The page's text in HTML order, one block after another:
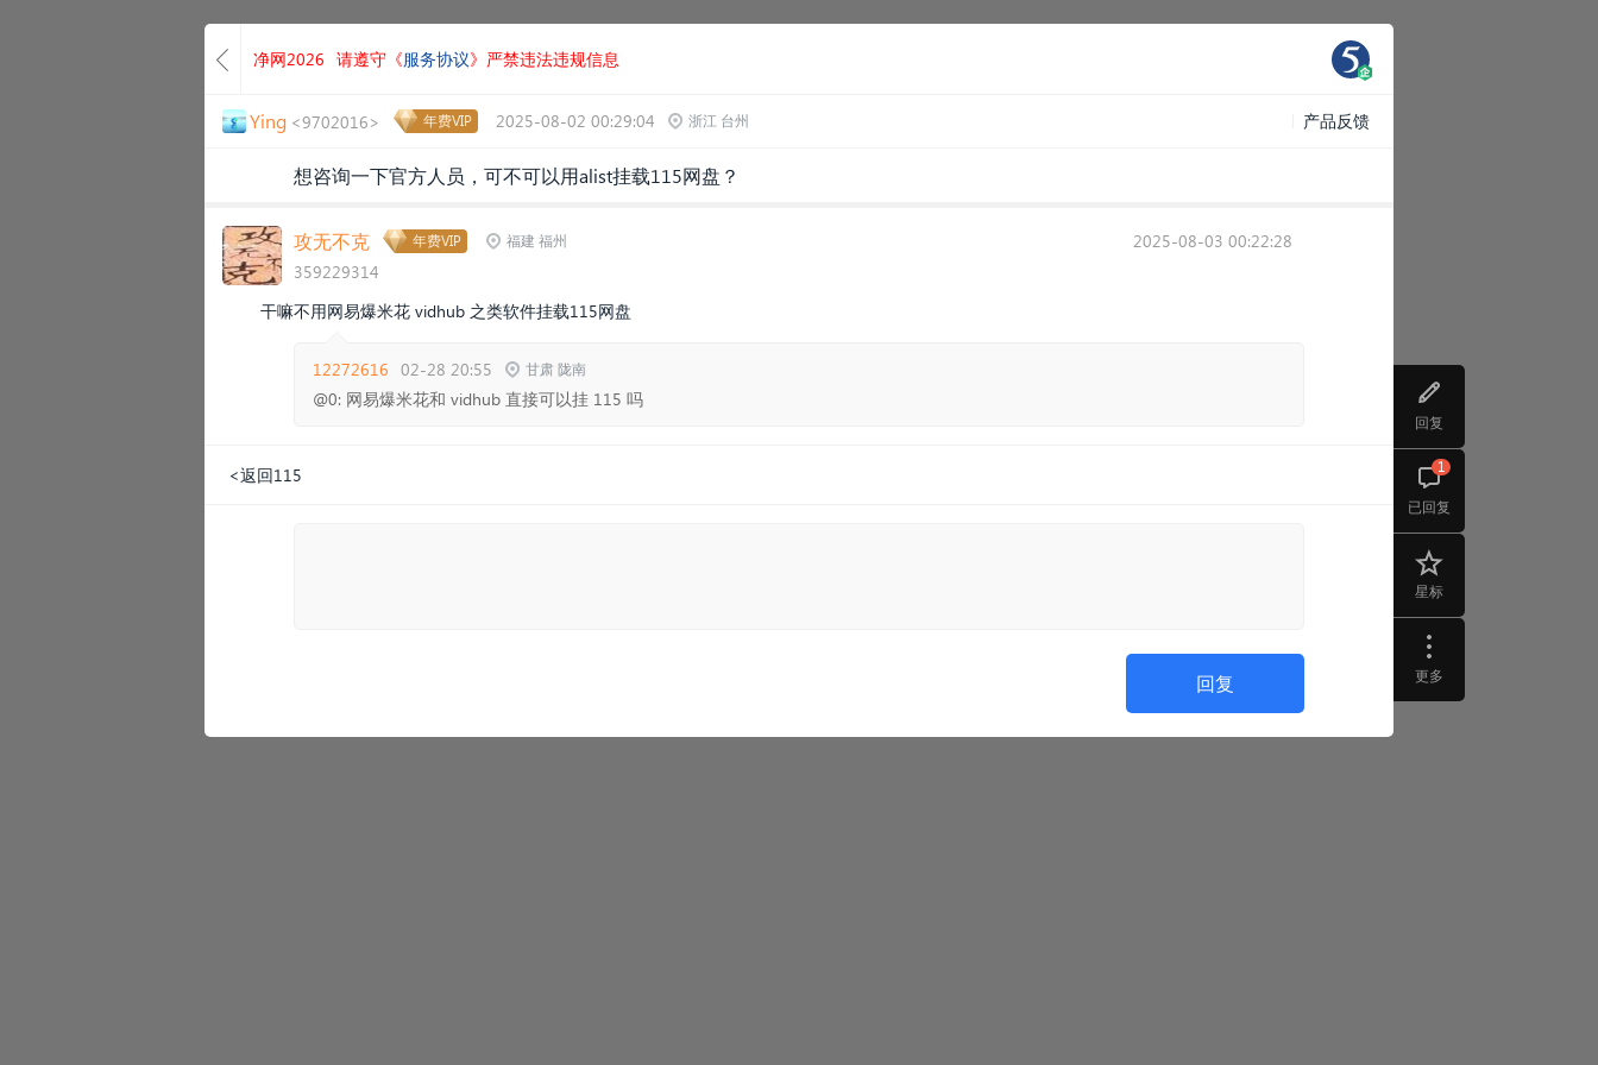
回复
已回复
1
星标
更多
净网2026 请遵守《服务协议》严禁违法违规信息
Ying <9702016> 年费VIP 2025-08-02 00:29:04 浙江 台州 产品反馈
想咨询一下官方人员，可不可以用alist挂载115网盘？
攻无不克 年费VIP 福建 福州
359229314
2025-08-03 00:22:28
干嘛不用网易爆米花 vidhub 之类软件挂载115网盘
12272616 02-28 20:55 甘肃 陇南
@0: 网易爆米花和 vidhub 直接可以挂 115 吗
<返回115
回复